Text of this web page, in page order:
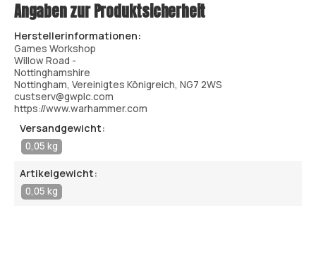
Angaben zur Produktsicherheit
Herstellerinformationen:
Games Workshop
Willow Road -
Nottinghamshire
Nottingham, Vereinigtes Königreich, NG7 2WS
custserv@gwplc.com
https://www.warhammer.com
Versandgewicht:
0,05 kg
Artikelgewicht:
0,05 kg